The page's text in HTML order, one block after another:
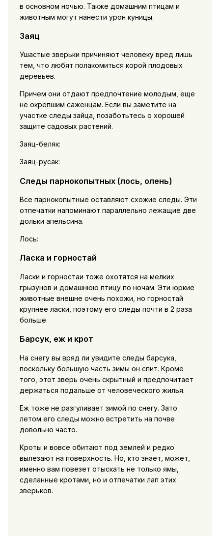
в основном ночью. Также домашним птицам и
животным могут нанести урон куницы.
Заяц
Ушастые зверьки причиняют человеку вред лишь
тем, что любят полакомиться корой плодовых
деревьев.
Причем они отдают предпочтение молодым, еще
не окрепшим саженцам. Если вы заметите на
участке следы зайца, позаботьтесь о хорошей
защите садовых растений.
Заяц-беляк:
Заяц-русак:
Следы парнокопытных (лось, олень)
Все парнокопытные оставляют схожие следы. Эти
отпечатки напоминают параллельно лежащие две
дольки апельсина.
Лось:
Ласка и горностай
Ласки и горностаи тоже охотятся на мелких
грызунов и домашнюю птицу по ночам. Эти юркие
животные внешне очень похожи, но горностай
крупнее ласки, поэтому его следы почти в 2 раза
больше.
Барсук, еж и крот
На снегу вы вряд ли увидите следы барсука,
поскольку большую часть зимы он спит. Кроме
того, этот зверь очень скрытный и предпочитает
держаться подальше от человеческого жилья.
Еж тоже не разгуливает зимой по снегу. Зато
летом его следы можно встретить на почве
довольно часто.
Кроты и вовсе обитают под землей и редко
вылезают на поверхность. Но, кто знает, может,
именно вам повезет отыскать не только ямы,
сделанные кротами, но и отпечатки лап этих
зверьков.